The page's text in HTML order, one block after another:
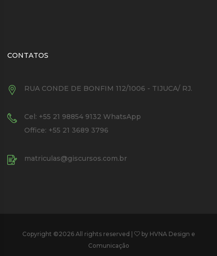
CONTATOS
RUA CONDE DE BONFIM 112/1006 - TIJUCA/ RJ.
Cel: +55 21 98854 9132 WhatsApp
Office: +55 21 3689 3796
matriculas@giscursos.com.br
Copyright ©2026 All rights reserved |
by HVNA Design e
Comunicação